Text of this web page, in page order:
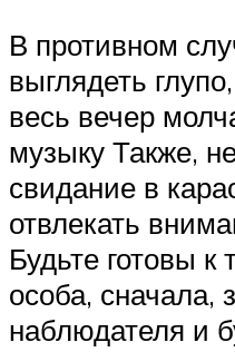
В противном
выглядеть
весь вечер
музыку Также,
свидание в
отвлекать
Будьте готовы
особа, сначала,
наблюдателя и